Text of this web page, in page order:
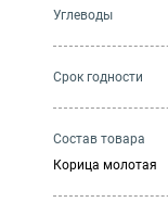
Углеводы
Cрок годности
Состав товара
Корица молотая